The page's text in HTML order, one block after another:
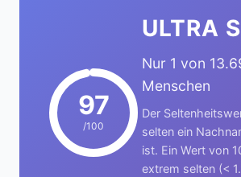
97
/100
ULTRA
Nur 1 von
Menschen
Der
selten ein
ist. Ein Wert von
extrem selten (<